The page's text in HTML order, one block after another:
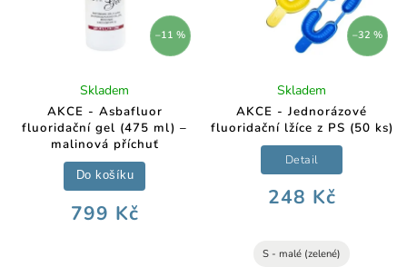
–11 %
AKCE - Asbafluor
fluoridační gel (475 ml) –
malinová příchuť
Skladem
799 Kč
Do košíku
–32 %
AKCE - Jednorázové
fluoridační lžíce z PS (50 ks)
Skladem
248 Kč
Detail
S - malé (zelené)